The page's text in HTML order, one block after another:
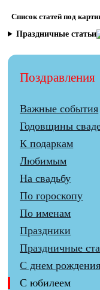
Список статей под
Праздничные статьи
Поздравления
Важные события
Годовщины
К подаркам
Любимым
На свадьбу
По гороскопу
По именам
Праздники
Праздничные
С днем рождения
С юбилеем